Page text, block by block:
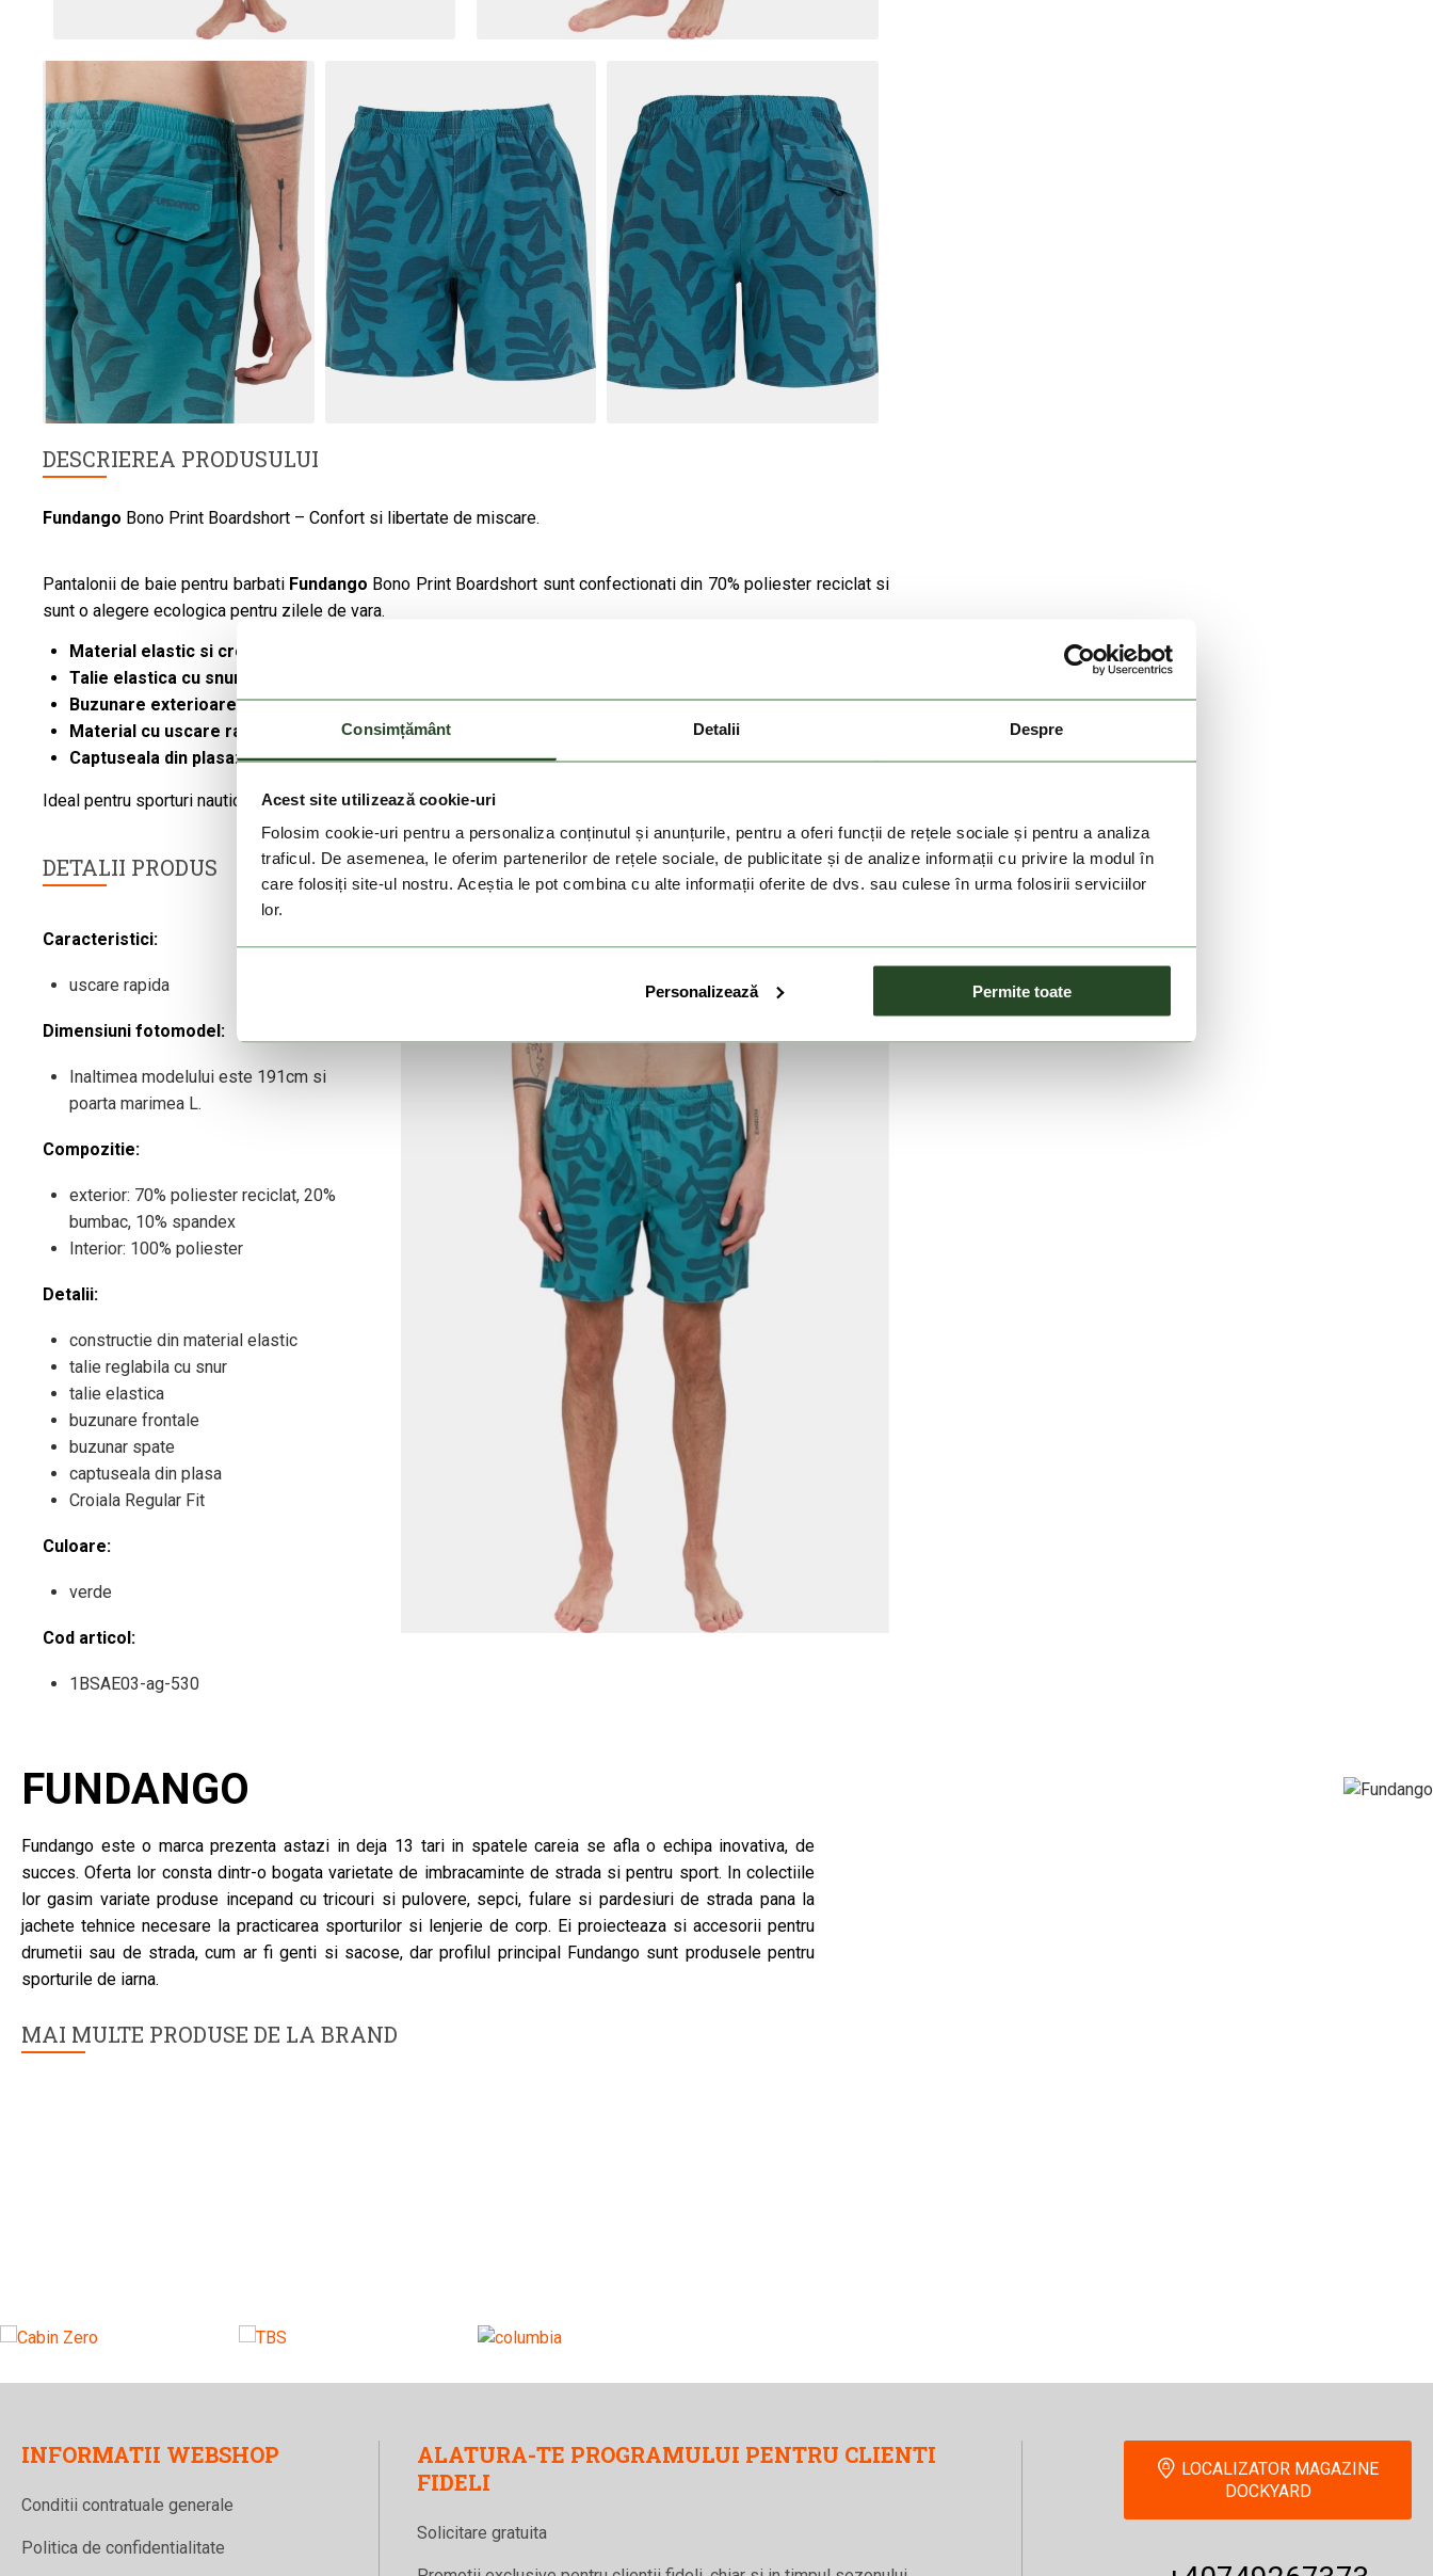
Consimțământ Detalii Despre
Acest site utilizează cookie-uri
Folosim cookie-uri pentru a personaliza conținutul și anunțurile, pentru a oferi funcții de rețele sociale și pentru a analiza
traficul. De asemenea, le oferim partenerilor de rețele sociale, de publicitate și de analize informații cu privire la modul în
care folosiți site-ul nostru. Aceștia le pot combina cu alte informații oferite de dvs. sau culese în urma folosirii serviciilor
lor.
Personalizează Permite toate
DESCRIEREA PRODUSULUI
Fundango Bono Print Boardshort – Confort si libertate de miscare.
Pantalonii de baie pentru barbati Fundango Bono Print Boardshort sunt confectionati din 70% poliester reciclat si
sunt o alegere ecologica pentru zilele de vara.
Material elastic si croiala Regular Fit:
Talie elastica cu snur:
Buzunare exterioare practice:spatiu de depozitare securizat pentru obiecte mici.
Material cu uscare rapida:
Confort maxim in apa si pe tarm.
Captuseala din plasa:Confort suplimentar si ventilatie adecvata.
Ideal pentru sporturi nautice, inot sau vacanta de vara.
DETALII PRODUS
Caracteristici:
uscare rapida
Dimensiuni fotomodel:
Inaltimea modelului este 191cm si
poarta marimea L.
Compozitie:
exterior: 70% poliester reciclat, 20%
bumbac, 10% spandex
Interior: 100% poliester
Detalii:
constructie din material elastic
talie reglabila cu snur
talie elastica
buzunare frontale
buzunar spate
captuseala din plasa
Croiala Regular Fit
Culoare:
verde
Cod articol:
1BSAE03-ag-530
FUNDANGO
Fundango este o marca prezenta astazi in deja 13 tari in spatele careia se afla o echipa inovativa, de
succes. Oferta lor consta dintr-o bogata varietate de imbracaminte de strada si pentru sport. In colectiile
lor gasim variate produse incepand cu tricouri si pulovere, sepci, fulare si pardesiuri de strada pana la
jachete tehnice necesare la practicarea sporturilor si lenjerie de corp. Ei proiecteaza si accesorii pentru
drumetii sau de strada, cum ar fi genti si sacose, dar profilul principal Fundango sunt produsele pentru
sporturile de iarna.
MAI MULTE PRODUSE DE LA BRAND
INFORMATII WEBSHOP
Conditii contratuale generale
Politica de confidentialitate
ALATURA-TE PROGRAMULUI PENTRU CLIENTI
FIDELI
Solicitare gratuita
LOCALIZATOR MAGAZINE
DOCKYARD